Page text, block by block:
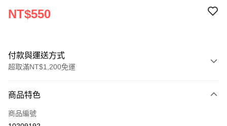
NT$550
付款與運送方式
超取滿NT$1,200免運
信用卡一次付款
LINE Pay
商品特色
商品編號